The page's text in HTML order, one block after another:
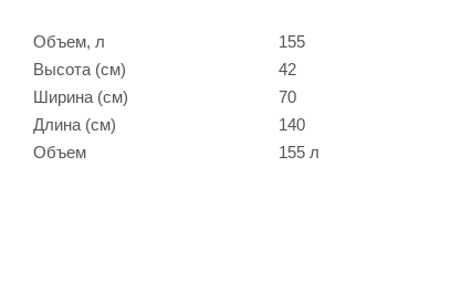
Объем, л
155
Высота (см)
42
Ширина (см)
70
Длина (см)
140
Объем
155 л